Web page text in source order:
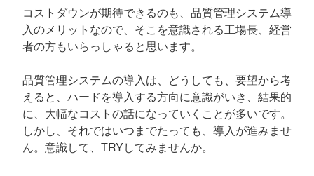
コストダウンが期待できるのも、品質管理システム導
入のメリットなので、そこを意識される工場長、経営
者の方もいらっしゃると思います。
品質管理システムの導入は、どうしても、要望から考
えると、ハードを導入する方向に意識がいき、結果的
に、大幅なコストの話になっていくことが多いです。
しかし、それではいつまでたっても、導入が進みませ
ん。意識して、TRYしてみませんか。